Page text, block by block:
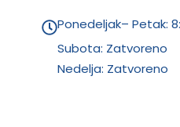
Ponedeljak– Petak:
Subota: Zatvoreno
Nedelja: Zatvoreno